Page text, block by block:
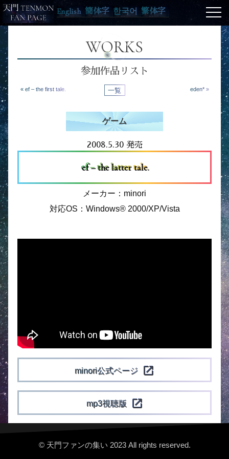
English 簡体字 한국어 繁体字
WORKS
参加作品リスト
« ef – the first tale. 一覧 eden* »
ゲーム
2008.5.30 発売
ef – the latter tale.
メーカー：minori
対応OS：Windows® 2000/XP/Vista
minori公式ページ open_in_new
mp3視聴版 open_in_new
© 天門ファンの集い 2023 All rights reserved.